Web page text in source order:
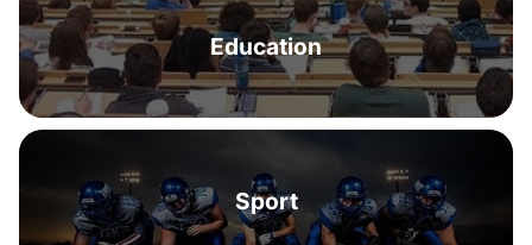
Education
Sport